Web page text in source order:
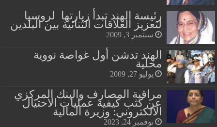
رئيسة الهند تبدأ زيارتها لروسيا
لتعزيز العلاقات الثنائية بين البلدين
سبتمبر 3, 2009
الهند تدشن أول غواصة نووية
محلية
يوليو 27, 2009
مراقبة المصارف والبنك المركزي
عن كثب كيفية عمليات الاحتيال
الالكتروني: وزيرة المالية
نوفمبر 24, 2023